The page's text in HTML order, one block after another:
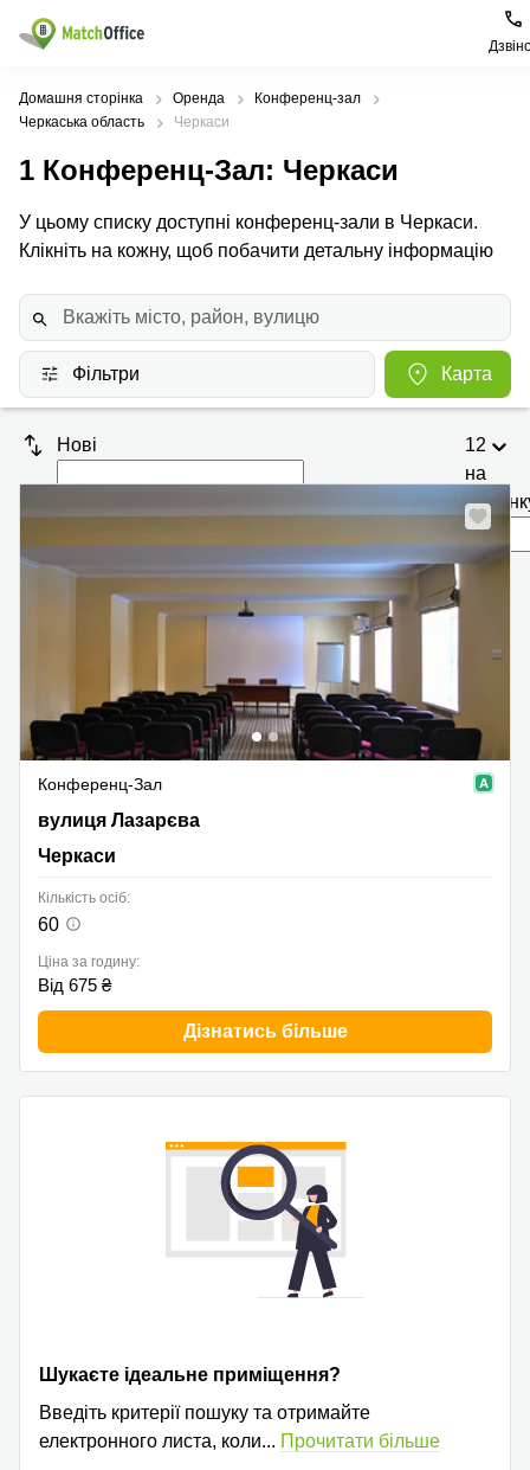
Орендувати
Тип
приміщення
Офіси
Коворкінги
Віртуальні
Популярні
міста
Київ
Подільський
район
Солом'янський
район
Львів
Франківськ
Популярні
пошуки
Бізнес
центри
Офіси у
Печерському
районі
зал Львів
Коворкінг
Допомога
Про нас
Ціна
Увійти
Домашня сторінка Оренда
Конференц-зал
Черкаська область
Черкаси
1 Конференц-Зал: Черкаси
У цьому списку доступні конференц-зали в Черкаси.
Клікніть на кожну, щоб побачити детальну інформацію
Фільтри Карта
Нові
12
на
Конференц-Зал
вулиця Лазарєва 6, Черкаси
вулиця Лазарєва
Черкаси
Кількість осіб:
60
Ціна за годину:
Від 675 ₴
Дізнатись більше
Шукаєте ідеальне приміщення?
Введіть критерії пошуку та отримайте
електронного листа, коли... Прочитати більше